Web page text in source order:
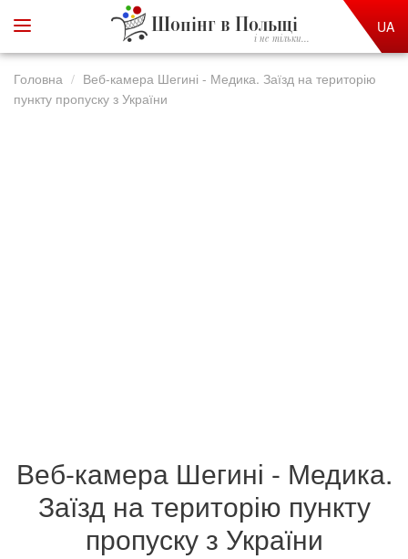
Шопінг в Польщі
і не тільки...
UA
Головна
Веб-камера Шегині - Медика. Заїзд на територію
пункту пропуску з України
Веб-камера Шегині - Медика.
Заїзд на територію пункту
пропуску з України